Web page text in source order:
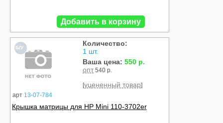
Добавить в корзину
Б/У
арт 13-07-784
Количество:
1 шт.
Ваша цена: 550 р.
опт 540 р.
[уцененный товар]
Крышка матрицы для HP Mini 110-3702er